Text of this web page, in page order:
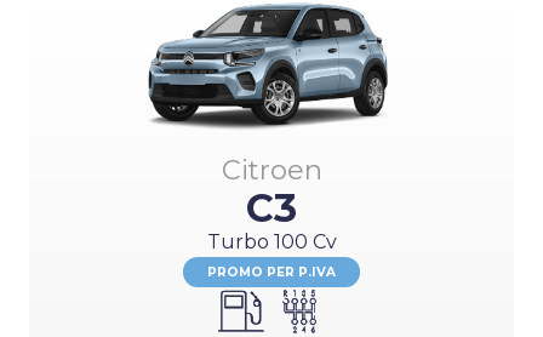
Citroen
C3
Turbo 100 Cv
PROMO PER P.IVA